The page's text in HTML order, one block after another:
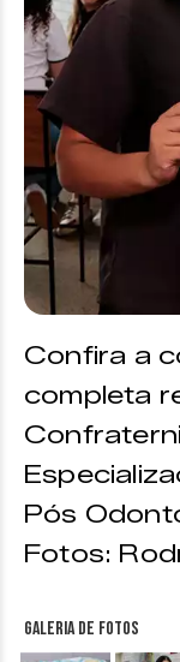
Confira a
completa
Pós
Fotos:
Galeria de fotos